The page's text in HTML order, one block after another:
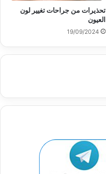
تحذيرات من جراحات تغيير لون
العيون
19/09/2024